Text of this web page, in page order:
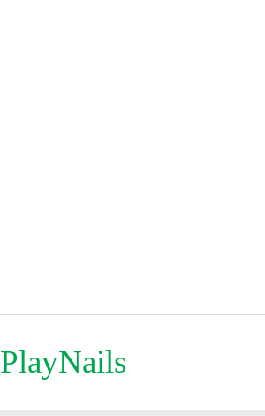
PlayNails